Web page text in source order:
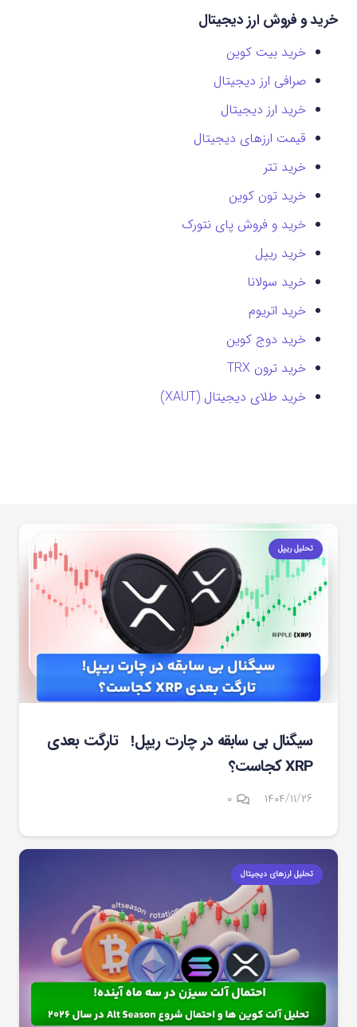
خرید و فروش ارز دیجیتال
خرید بیت کوین
صرافی ارز دیجیتال
خرید ارز دیجیتال
قیمت ارزهای دیجیتال
خرید تتر
خرید تون کوین
خرید و فروش پای نتورک
خرید ریپل
خرید سولانا
خرید اتریوم
خرید دوج کوین
خرید ترون TRX
خرید طلای دیجیتال (XAUT)
تحلیل ریپل
سیگنال بی سابقه در چارت ریپل! تارگت بعدی
XRP کجاست؟
۱۴۰۴/۱۱/۲۶ ۰
تحلیل ارزهای دیجیتال